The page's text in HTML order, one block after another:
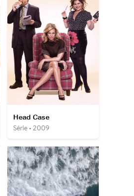
Head Case
Série • 2009